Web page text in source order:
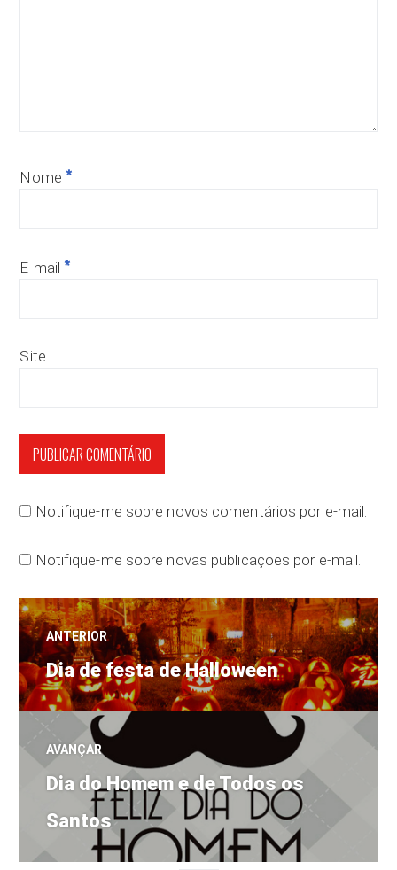
Nome *
E-mail *
Site
Notifique-me sobre novos comentários por e-mail.
Notifique-me sobre novas publicações por e-mail.
Navegação
de
Post
ANTERIOR
Post
anterior:
Dia de festa de Halloween
AVANÇAR
Próximo
post:
Dia do Homem e de Todos os
Santos